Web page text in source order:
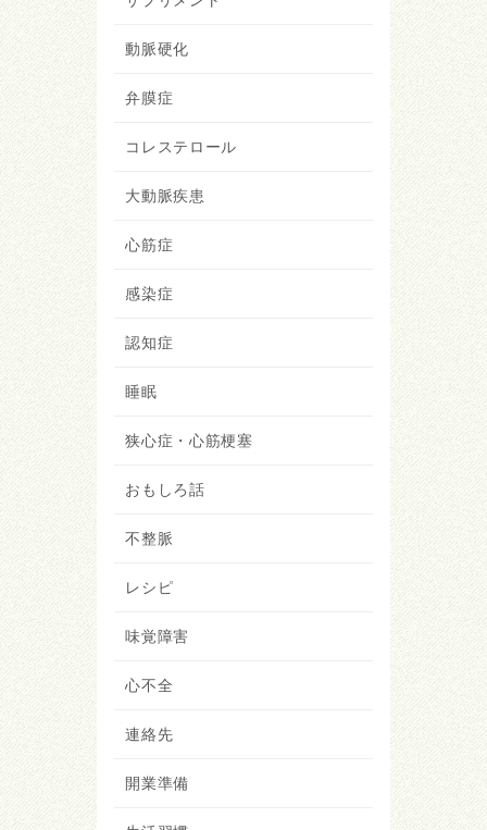
動脈硬化
弁膜症
コレステロール
大動脈疾患
心筋症
感染症
認知症
睡眠
狭心症・心筋梗塞
おもしろ話
不整脈
レシピ
味覚障害
心不全
連絡先
開業準備